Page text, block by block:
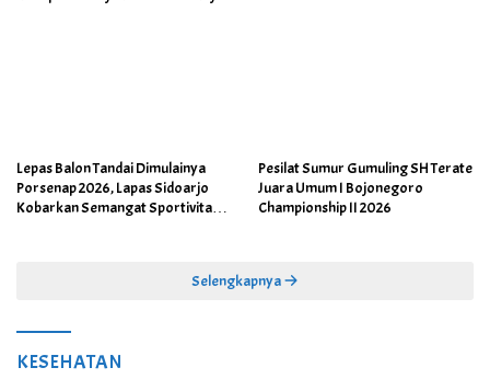
Lepas Balon Tandai Dimulainya
Porsenap 2026, Lapas Sidoarjo
Kobarkan Semangat Sportivitas
Pesilat Sumur Gumuling SH Terate
Juara Umum I Bojonegoro
Championship II 2026
Selengkapnya
KESEHATAN